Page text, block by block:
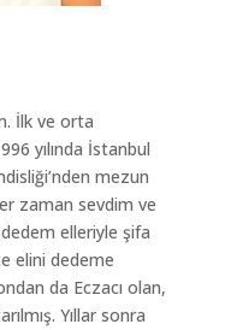
İlk ve orta
yılında İstanbul
mezun
zaman sevdim ve
elleriyle şifa
elini dedeme
da Eczacı olan,
Yıllar sonra